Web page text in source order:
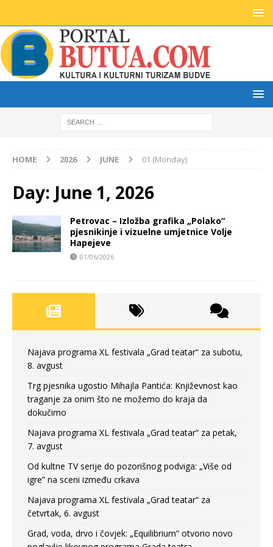
HOME 2026 JUNE 01 (Monday)
Day: June 1, 2026
Petrovac – Izložba grafika „Polako“
pjesnikinje i vizuelne umjetnice Volje
Hapejeve
01/06/2026
Najava programa XL festivala „Grad teatar“ za subotu,
8. avgust
Trg pjesnika ugostio Mihajla Pantića: Književnost kao
traganje za onim što ne možemo do kraja da
dokučimo
Najava programa XL festivala „Grad teatar“ za petak,
7. avgust
Od kultne TV serije do pozorišnog podviga: „Više od
igre” na sceni između crkava
Najava programa XL festivala „Grad teatar“ za
četvrtak, 6. avgust
Grad, voda, drvo i čovjek: „Equilibrium“ otvorio novo